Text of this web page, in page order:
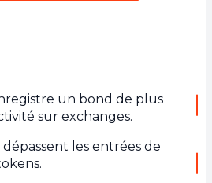
un bond de plus
sur exchanges.
dépassent les entrées de